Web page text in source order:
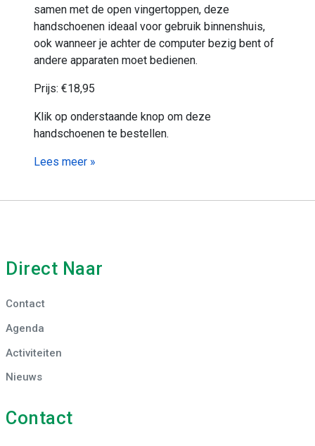
samen met de open vingertoppen, deze
handschoenen ideaal voor gebruik binnenshuis,
ook wanneer je achter de computer bezig bent of
andere apparaten moet bedienen.
Prijs: €18,95
Klik op onderstaande knop om deze
handschoenen te bestellen.
Lees meer »
Direct Naar
Contact
Agenda
Activiteiten
Nieuws
Contact